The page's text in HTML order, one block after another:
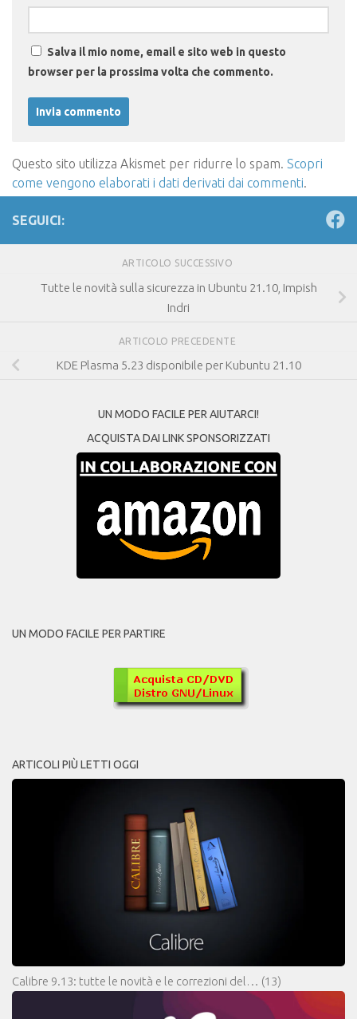
Salva il mio nome, email e sito web in questo
browser per la prossima volta che commento.
Questo sito utilizza Akismet per ridurre lo spam. Scopri
come vengono elaborati i dati derivati dai commenti.
SEGUICI:
ARTICOLO SUCCESSIVO
Tutte le novità sulla sicurezza in Ubuntu 21.10, Impish
Indri
ARTICOLO PRECEDENTE
KDE Plasma 5.23 disponibile per Kubuntu 21.10
UN MODO FACILE PER AIUTARCI!
ACQUISTA DAI LINK SPONSORIZZATI
UN MODO FACILE PER PARTIRE
ARTICOLI PIÙ LETTI OGGI
Calibre 9.13: tutte le novità e le correzioni del… (13)